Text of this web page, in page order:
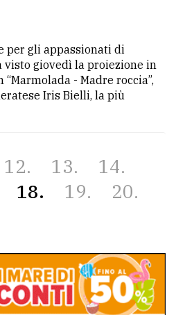
per gli appassionati di
visto giovedì la proiezione in
- Madre roccia”,
Iris Bielli, la più
12 13
14
18 19
20